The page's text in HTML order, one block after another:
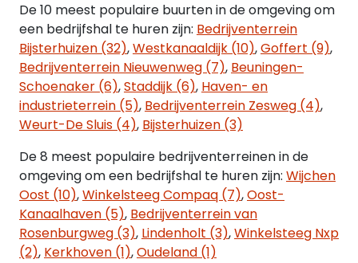
Vloerbelasting:
Circa 2.500 kg per m² in de bedrijfsruimte en circa
400 kg per m² in de kantoorruimte.
Locatie:
Bijsterhuizen, het grootste bedrijventerrein van
Gelderland, is goed ontsloten aan één van de
belangrijkste verkeersaders van en naar het
centrum van Nijmegen. Het object ligt langs de
snelweg A326 en in de nabijheid liggen tevens de
op- en afritten van de snelwegen A50 én A73.
Parkeren:
De 10 meest populaire buurten in de omgeving om
een bedrijfshal te huren zijn: Bedrijventerrein
Bijsterhuizen (32),Westkanaaldijk (10),Goffert (9),
Bedrijventerrein Nieuwenweg (7), Beuningen-
Schoenaker (6),Staddijk (6), Haven- en
industrieterrein (5), Bedrijventerrein Zesweg (4),
Weurt-De Sluis (4), Bijsterhuizen (3)
De 8 meest populaire bedrijventerreinen in de
omgeving om een bedrijfshal te huren zijn: Wijchen
Oost (10),Winkelsteeg Compaq (7),Oost-
Kanaalhaven (5), Bedrijventerrein van
Rosenburgweg (3), Lindenholt (3),Winkelsteeg Nxp
(2), Kerkhoven (1),Oudeland (1)